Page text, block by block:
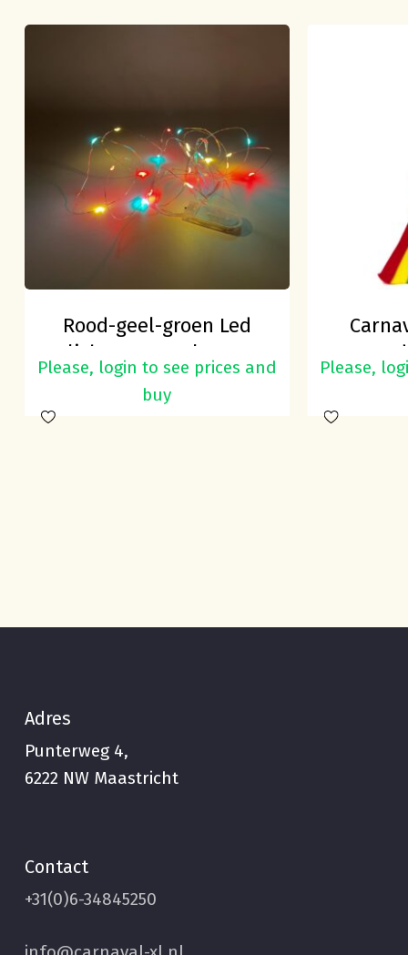
Geen producten in de
winkelwagen.
Go To Shop
Rood-geel-groen Led
lichtsnoer 20 lamps
Please, login to see prices and
buy
Please,
Adres
Punterweg 4,
6222 NW Maastricht
Contact
+31(0)6-34845250